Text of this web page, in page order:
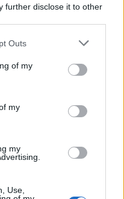
further disclose it to other
Outs
of my
my
my
Use,
szacuje, że do 2030 r.
1990 r.
Budowa nowej
lat, co zmusza państwo do
by skrócić ten czas
buduje potężne wiatraki
na Pomorzu,
przemysł dusi się na